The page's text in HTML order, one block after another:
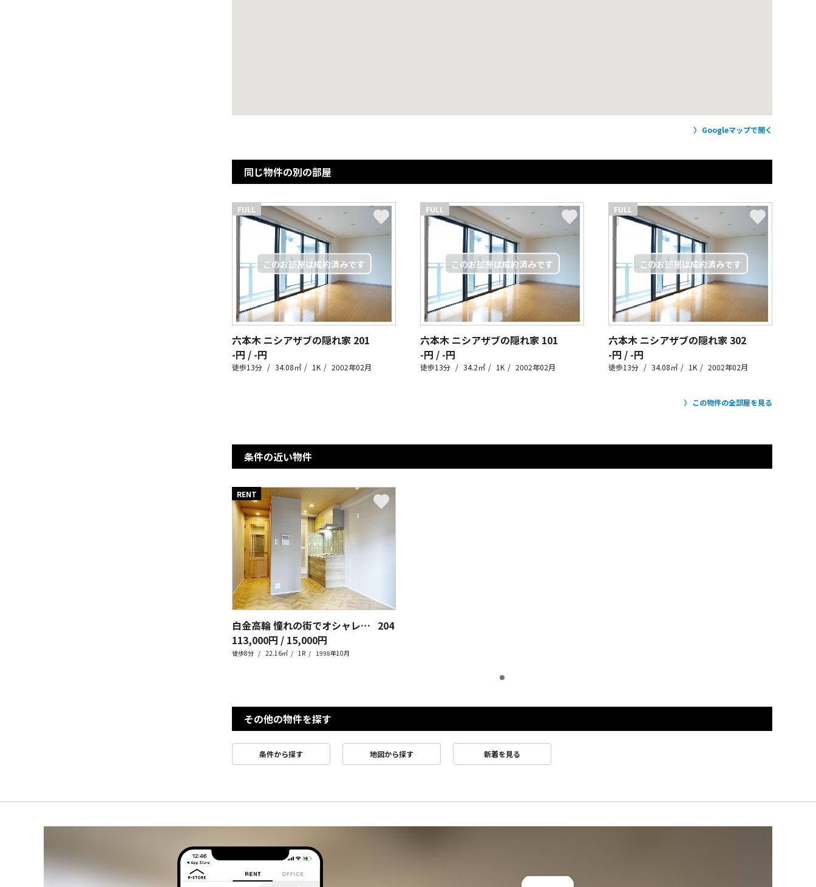
Googleマップで開く
同じ物件の別の部屋
FULL
六本木 ニシアザブの隠れ家 201
-円 / -円
徒歩13分 34.08㎡ 1K 2002年02月
FULL
六本木 ニシアザブの隠れ家 101
-円 / -円
徒歩13分 34.2㎡ 1K 2002年02月
FULL
六本木 ニシアザブの隠れ家302
-円 / -円
徒歩13分 34.08㎡ 1K 2002年02月
この物件の全部屋を見る
条件の近い物件
RENT
白金高輪 憧れの街でオシャレに暮らす 204
113,000円 / 15,000円
徒歩8分 22.16㎡ 1R 1998年10月
その他の物件を探す
条件から探す 地図から探す 新着を見る